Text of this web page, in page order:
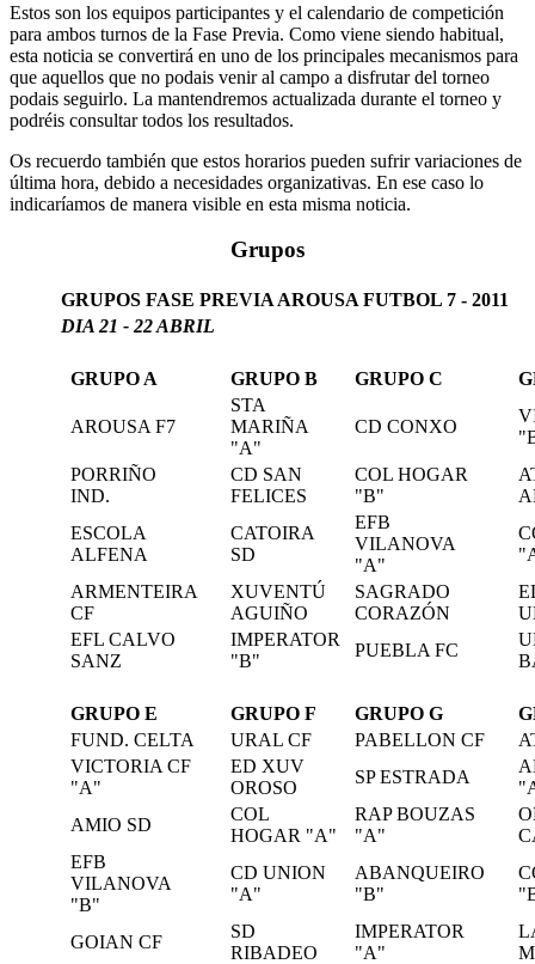
Estos son los equipos participantes y el calendario de competición
para ambos turnos de la Fase Previa. Como viene siendo habitual,
esta noticia se convertirá en uno de los principales mecanismos para
que aquellos que no podais venir al campo a disfrutar del torneo
podais seguirlo. La mantendremos actualizada durante el torneo y
podréis consultar todos los resultados.
Os recuerdo también que estos horarios pueden sufrir variaciones de
última hora, debido a necesidades organizativas. En ese caso lo
indicaríamos de manera visible en esta misma noticia.
Grupos
GRUPOS FASE PREVIA AROUSA FUTBOL 7 - 2011
DIA 21 - 22 ABRIL
GRUPO A GRUPO B GRUPO C
AROUSA F7
STA
MARIÑA
"A"
CD CONXO
PORRIÑO
IND.
CD SAN
FELICES
COL HOGAR
"B"
ESCOLA
ALFENA
CATOIRA
SD
EFB
VILANOVA
"A"
ARMENTEIRA
CF
XUVENTÚ
AGUIÑO
SAGRADO
CORAZÓN
EFL CALVO
SANZ
IMPERATOR
"B"
PUEBLA FC
GRUPO E GRUPO F GRUPO G
FUND. CELTA
URAL CF PABELLON CF
VICTORIA CF
"A"
ED XUV
OROSO
SP ESTRADA
AMIO SD
COL
HOGAR "A"
RAP BOUZAS
"A"
EFB
VILANOVA
"B"
CD UNION
"A"
ABANQUEIRO
"B"
GOIAN CF
SD
RIBADEO
IMPERATOR
"A"